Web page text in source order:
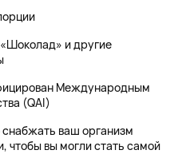
и другие
Международным
(QAI)
ваш организм
чтобы вы могли стать самой